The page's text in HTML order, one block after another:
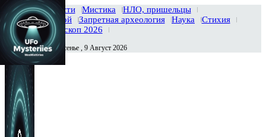
Главная Новости Мистика
НЛО, пришельцы
Тайны вселенной
Запретная археология Наука
Стихия
История
Гороскоп 2026
Сегодня Воскресенье , 9 Август 2026